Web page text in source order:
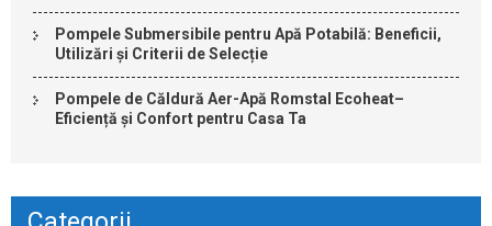
Pompele Submersibile pentru Apă Potabilă: Beneficii,
Utilizări și Criterii de Selecție
Pompele de Căldură Aer-Apă Romstal Ecoheat–
Eficiență și Confort pentru Casa Ta